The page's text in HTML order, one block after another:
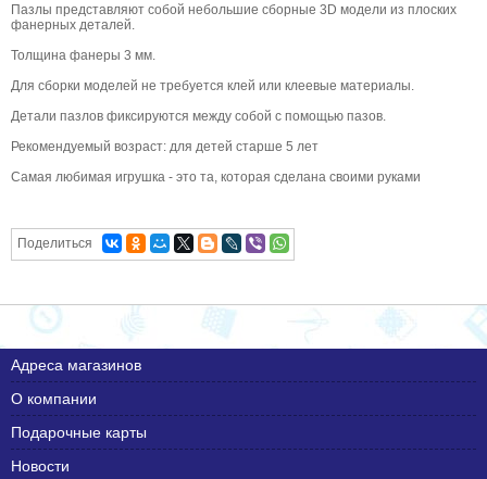
Пазлы представляют собой небольшие сборные 3D модели из плоских
фанерных деталей.
Толщина фанеры 3 мм.
Для сборки моделей не требуется клей или клеевые материалы.
Детали пазлов фиксируются между собой с помощью пазов.
Рекомендуемый возраст: для детей старше 5 лет
Самая любимая игрушка - это та, которая сделана своими руками
Поделиться
Адреса магазинов
О компании
Подарочные карты
Новости